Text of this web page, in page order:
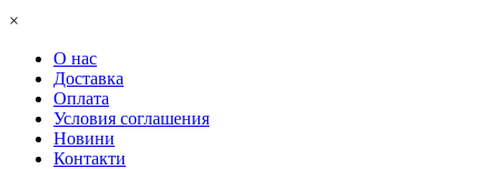
×
О нас
Доставка
Оплата
Условия соглашения
Новини
Контакти